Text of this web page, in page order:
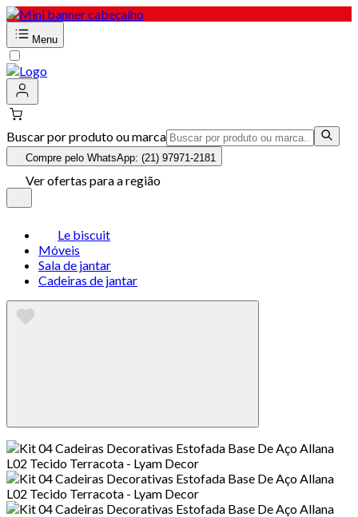
Menu
Buscar por produto ou marca
Compre pelo WhatsApp: (21) 97971-2181
Ver ofertas para a região
Le biscuit
Móveis
Sala de jantar
Cadeiras de jantar